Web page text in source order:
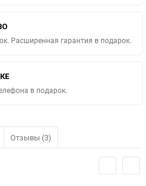
Расширенная гарантия в подарок.
в подарок.
Отзывы (3)